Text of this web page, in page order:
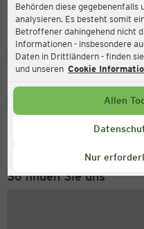
Behörden diese
analysieren. Es besteht somit
Betroffener dahingehend nicht
Informationen - insbesondere
Daten in Drittländern - finden
und unseren Cookie
Allen
Nur
Greifswalder Straße
Aktuell:
Geschlossen
Service Hotline
+43 (0) 1 2675 502
So finden Sie uns